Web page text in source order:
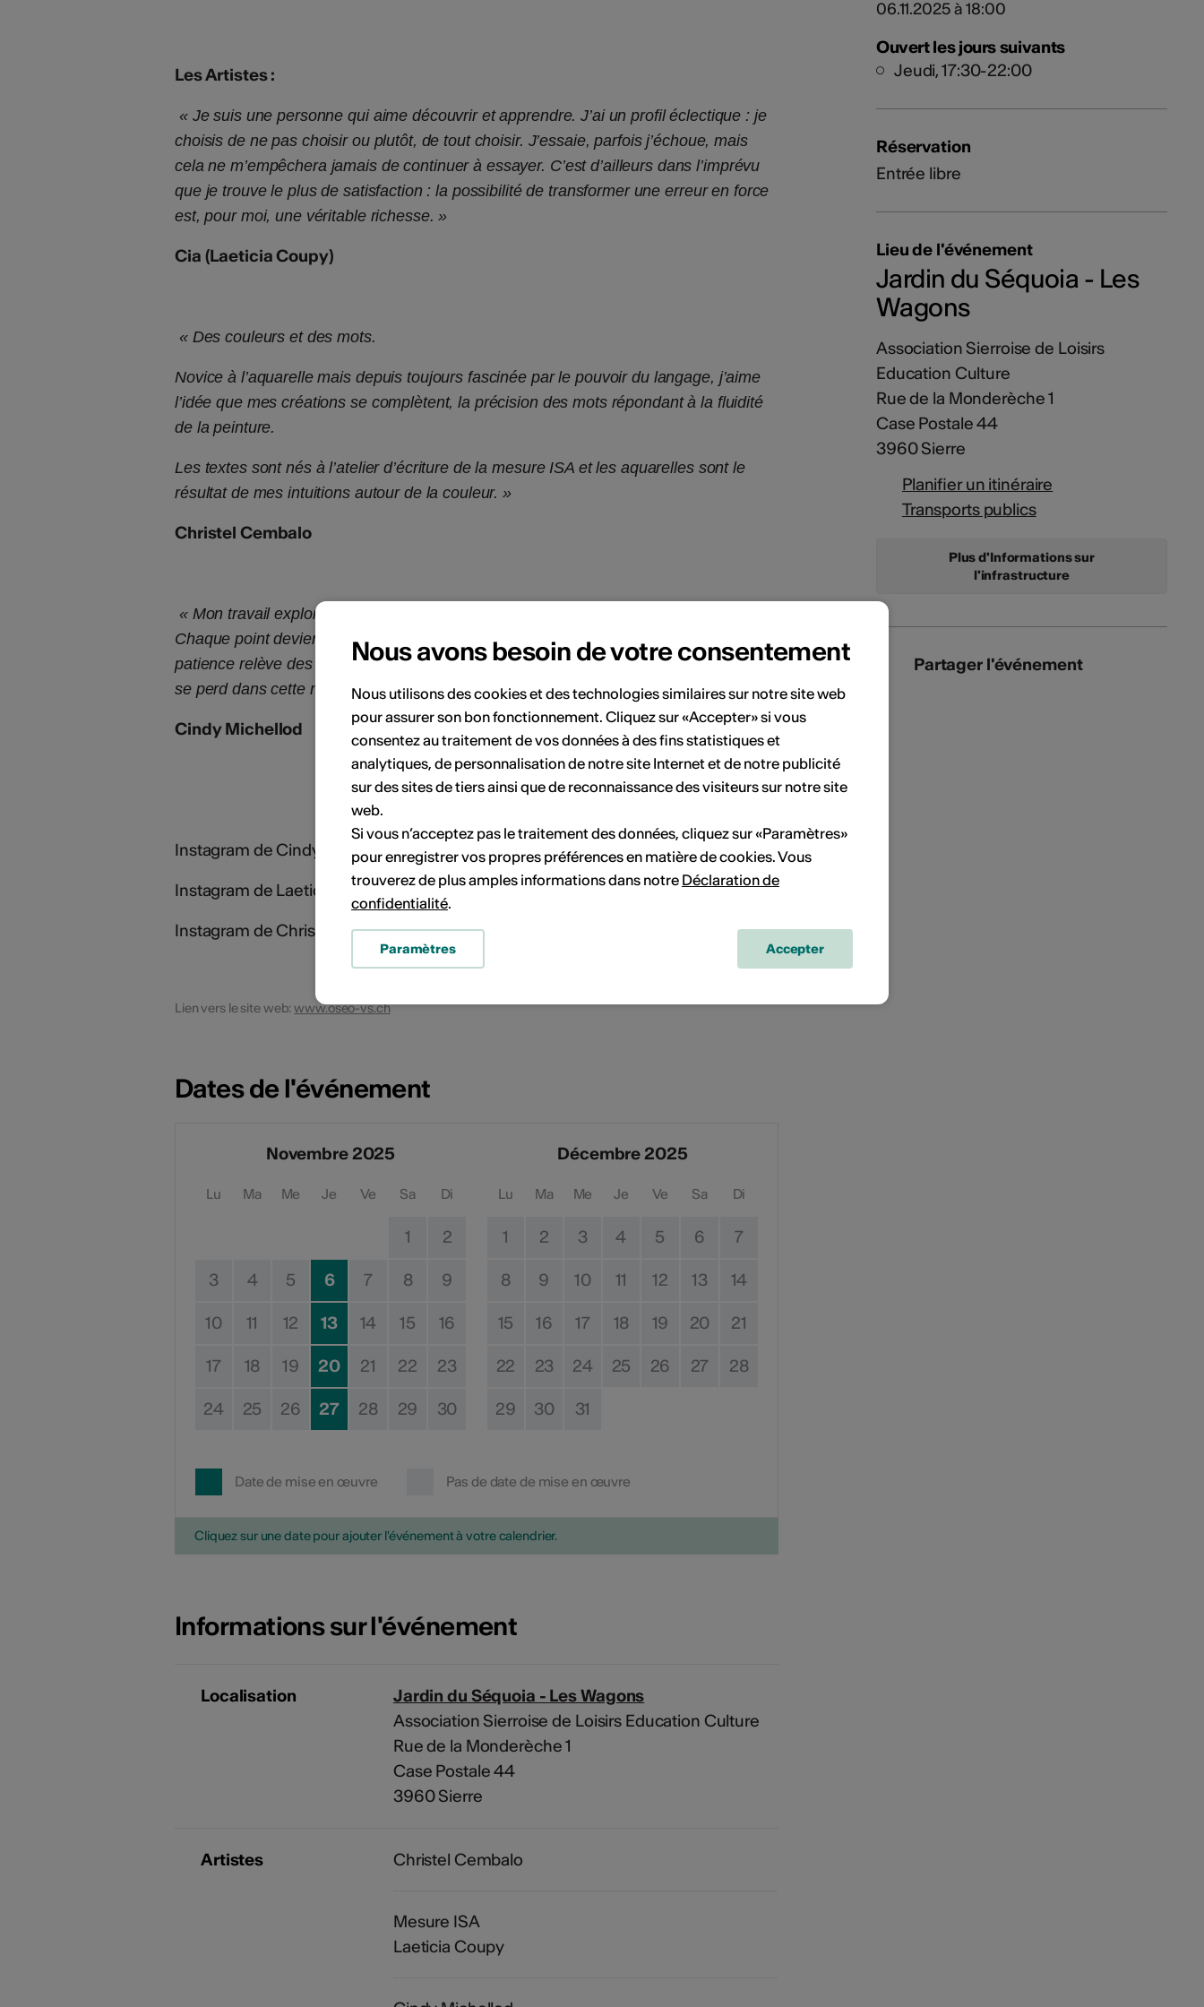
Les Artistes :
« Je suis une personne qui aime découvrir et apprendre. J’ai un profil éclectique : je
choisis de ne pas choisir ou plutôt, de tout choisir. J’essaie, parfois j’échoue, mais
cela ne m’empêchera jamais de continuer à essayer. C’est d’ailleurs dans l’imprévu
que je trouve le plus de satisfaction : la possibilité de transformer une erreur en force
est, pour moi, une véritable richesse. »
Cia (Laeticia Coupy)
« Des couleurs et des mots.
Novice à l’aquarelle mais depuis toujours fascinée par le pouvoir du langage, j’aime
l’idée que mes créations se complètent, la précision des mots répondant à la fluidité
de la peinture.
Les textes sont nés à l’atelier d’écriture de la mesure ISA et les aquarelles sont le
résultat de mes intuitions autour de la couleur. »
Christel Cembalo
« Mon travail explore la finesse du pointillisme en noir et blanc et parfois en couleurs.
Chaque point devient une respiration, une vibration qui construit l’image. Ce jeu de
patience relève des formes à la fois fragiles et intenses. Ainsi, le regard du spectateur
se perd dans cette mer de pointillisme.»
Cindy Michellod
Instagram de Cindy Michellod : the_furax
Instagram de Laeticia Coupy : _cia_artwork_
Instagram de Christel Cembalo : aquarel.by.crstl
Lien vers le site web:www.oseo-vs.ch
Dates de l'événement
Novembre 2025
Lu Ma Me Je Ve Sa Di
1 2
3 4 5 6 7 8 9
10 11 12 13 14 15 16
17 18 19 20 21 22 23
24 25 26 27 28 29 30
Décembre 2025
Lu Ma Me Je Ve Sa Di
1 2 3 4 5 6 7
8 9 10 11 12 13 14
15 16 17 18 19 20 21
22 23 24 25 26 27 28
29 30 31
Date de mise en œuvre Pas de date de mise en œuvre
Cliquez sur une date pour ajouter l'événement à votre calendrier.
Informations sur l'événement
Localisation
Jardin du Séquoia - Les Wagons
Association Sierroise de Loisirs Education Culture
Rue de la Monderèche 1
Case Postale 44
3960 Sierre
Artistes Christel Cembalo
Mesure ISA
Laeticia Coupy
06.11.2025 à 18:00
Ouvert les jours suivants
Jeudi, 17:30-22:00
Réservation
Entrée libre
Lieu de l'événement
Jardin du Séquoia - Les
Wagons
Association Sierroise de Loisirs
Education Culture
Rue de la Monderèche 1
Case Postale 44
3960 Sierre
Planifier un itinéraire
Transports publics
Plus d'Informations sur
l'infrastructure
Partager l'événement
Nous avons besoin de votre consentement
Nous utilisons des cookies et des technologies similaires sur notre site web
pour assurer son bon fonctionnement. Cliquez sur «Accepter» si vous
consentez au traitement de vos données à des fins statistiques et
analytiques, de personnalisation de notre site Internet et de notre publicité
sur des sites de tiers ainsi que de reconnaissance des visiteurs sur notre site
web.
Si vous n’acceptez pas le traitement des données, cliquez sur «Paramètres»
pour enregistrer vos propres préférences en matière de cookies. Vous
trouverez de plus amples informations dans notre Déclaration de
confidentialité.
Paramètres Accepter